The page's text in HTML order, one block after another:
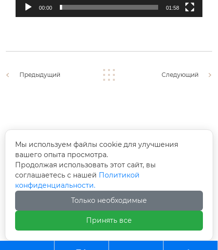
00:00 01:58
Предыдущий Следующий
+86-18994638686
Адрес:
Зона коллективного инновационного
предпринимательства города Яован, Тайсин,
провинции Цзянсу
Мы используем файлы cookie для улучшения
вашего опыта просмотра.
Продолжая использовать этот сайт, вы
соглашаетесь с нашей Политикой
конфиденциальности.
Только необходимые
Принять все